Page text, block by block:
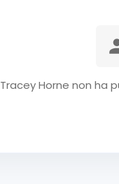
Tracey Horne non ha